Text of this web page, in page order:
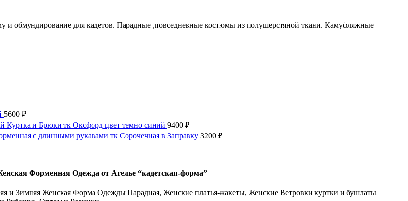
и обмундирование для кадетов. Парадные ,повседневные костюмы из полушерстяной ткани. Камуфляжные
5600 ₽
и Брюки тк Оксфорд цвет темно синий 9400 ₽
с длинными рукавами тк Сорочечная в Заправку 3200 ₽
Форменная Одежда от Ателье “кадетская-форма”
и Зимняя Женская Форма Одежды Парадная, Женские платья-жакеты, Женские Ветровки куртки и бушлаты,